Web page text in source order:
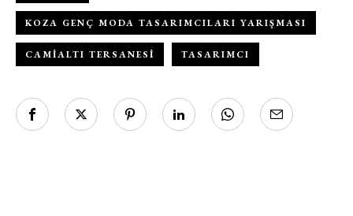
Haftalık E-Bülten
KOZA GENÇ MODA TASARIMCILARI YARIŞMASI
CAMIALTI TERSANESI TASARIMCI